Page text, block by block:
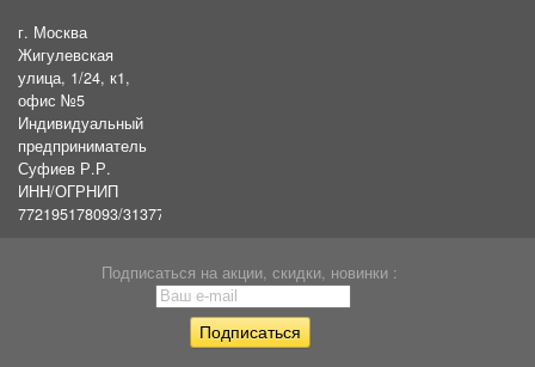
г. Москва
Жигулевская
улица, 1/24, к1,
офис №5
Индивидуальный
предприниматель
Суфиев Р.Р.
ИНН/ОГРНИП
772195178093/31377461610054
Подписаться на акции, скидки, новинки :